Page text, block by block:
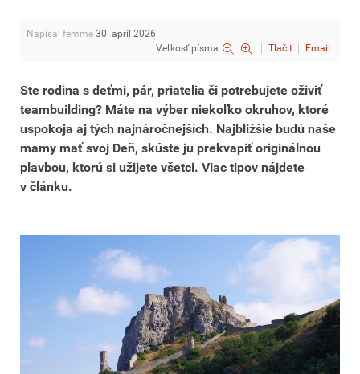
Napísal femme 30. apríl 2026
Veľkosť písma
Tlačiť Email
Ste rodina s deťmi, pár, priatelia či potrebujete oživiť
teambuilding? Máte na výber niekoľko okruhov, ktoré
uspokoja aj tých najnáročnejších. Najbližšie budú naše
mamy mať svoj Deň, skúste ju prekvapiť originálnou
plavbou, ktorú si užijete všetci. Viac tipov nájdete
v článku.